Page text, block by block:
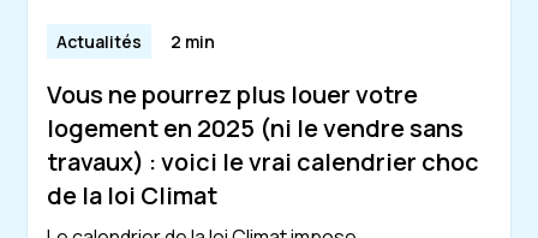
Actualités 2 min
Vous ne pourrez plus louer votre
logement en 2025 (ni le vendre sans
travaux) : voici le vrai calendrier choc
de la loi Climat